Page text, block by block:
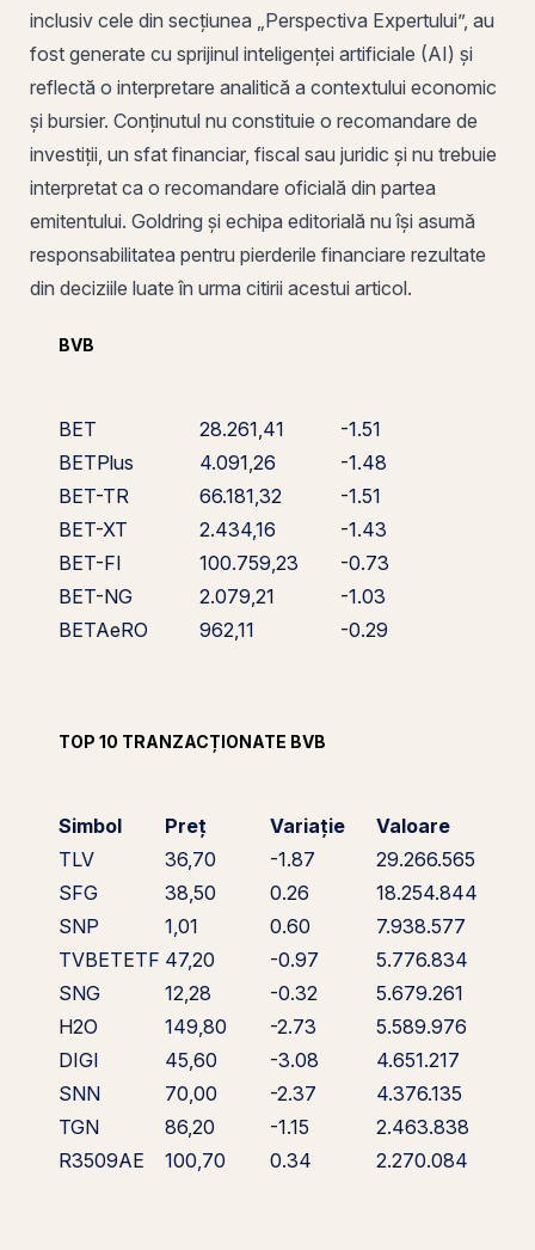
inclusiv cele din secțiunea „Perspectiva Expertului”, au
fost generate cu sprijinul inteligenței artificiale (AI) și
reflectă o interpretare analitică a contextului economic
și bursier. Conținutul nu constituie o recomandare de
investiții, un sfat financiar, fiscal sau juridic și nu trebuie
interpretat ca o recomandare oficială din partea
emitentului. Goldring și echipa editorială nu își asumă
responsabilitatea pentru pierderile financiare rezultate
din deciziile luate în urma citirii acestui articol.
BVB
BET 28.261,41
-1.51
BETPlus
4.091,26
-1.48
BET-TR
66.181,32
-1.51
BET-XT
2.434,16
-1.43
BET-FI
100.759,23
-0.73
BET-NG
2.079,21
-1.03
BETAeRO
962,11 -0.29
TOP 10 TRANZACȚIONATE BVB
Simbol Preț Variație
Valoare
TLV
36,70 -1.87
29.266.565
SFG
38,50 0.26
18.254.844
SNP
1,01 0.60
7.938.577
TVBETETF 47,20 -0.97
5.776.834
SNG
12,28 -0.32
5.679.261
H2O
149,80 -2.73
5.589.976
DIGI
45,60 -3.08
4.651.217
SNN
70,00 -2.37
4.376.135
TGN
86,20 -1.15
2.463.838
R3509AE
100,70 0.34 2.270.084